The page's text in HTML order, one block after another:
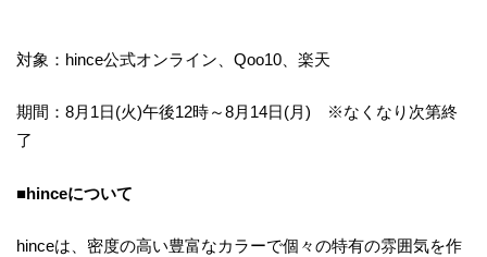
対象：hince公式オンライン、Qoo10、楽天
期間：8月1日(火)午後12時～8月14日(月) ※なくなり次第終
了
■hinceについて
hinceは、密度の高い豊富なカラーで個々の特有の雰囲気を作